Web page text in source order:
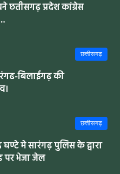
छतीसगढ़ प्रदेश कांग्रेस
छत्तीसगढ़
बिलाईगढ़ की
छत्तीसगढ़
मे सारंगढ़ पुलिस के द्वारा
पर भेजा जेल